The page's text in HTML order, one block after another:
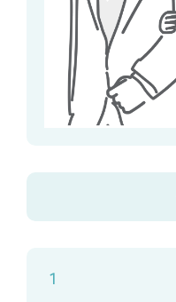
１